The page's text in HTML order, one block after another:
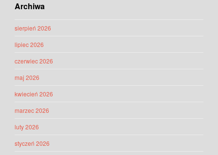
Archiwa
sierpień 2026
lipiec 2026
czerwiec 2026
maj 2026
kwiecień 2026
marzec 2026
luty 2026
styczeń 2026